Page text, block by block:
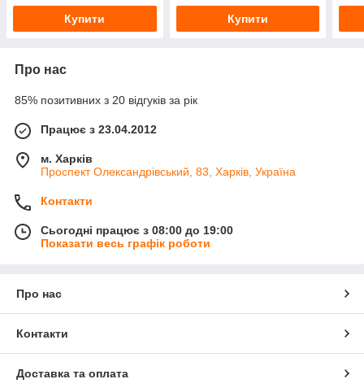
Купити Купити
Про нас
85% позитивних з 20 відгуків за рік
Працює з 23.04.2012
м. Харків
Проспект Олександрівський, 83, Харків, Україна
Контакти
Сьогодні працює з 08:00 до 19:00
Показати весь графік роботи
Про нас
Контакти
Доставка та оплата